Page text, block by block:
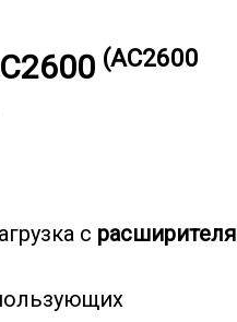
(AC2600
с расширителя